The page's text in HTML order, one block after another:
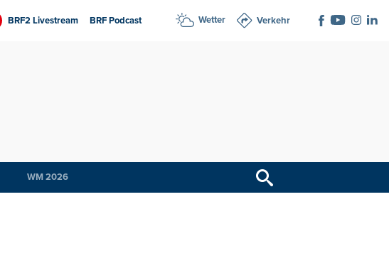
BRF2 Livestream BRF Podcast Wetter Verkehr
WM 2026